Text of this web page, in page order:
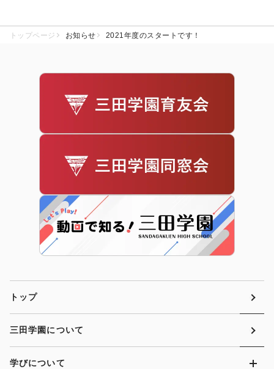
トップページ お知らせ 2021年度のスタートです！
トップ
三田学園について
学びについて